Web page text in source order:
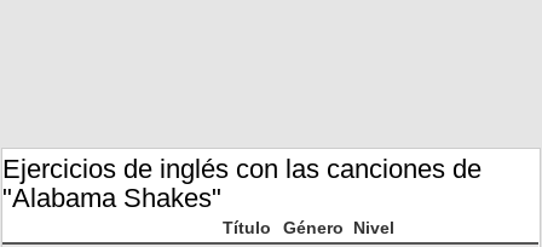
Ejercicios de inglés con las canciones de
"Alabama Shakes"
Título Género
Nivel